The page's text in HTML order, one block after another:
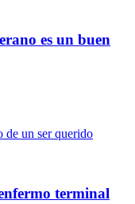
es un buen
terminal